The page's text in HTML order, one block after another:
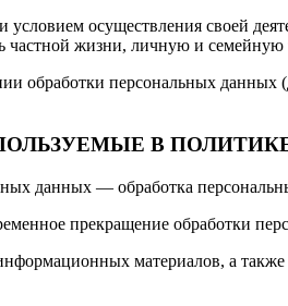
осуществления своей
частной жизни, личную и семейную
обработки персональных
В
данных — обработка
прекращение обработки
материалов, а